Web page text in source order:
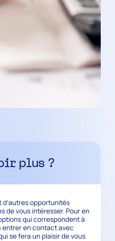
plus ?
d’autres opportunités
de vous intéresser. Pour en
qui correspondent à
entrer en contact avec
se fera un plaisir de vous